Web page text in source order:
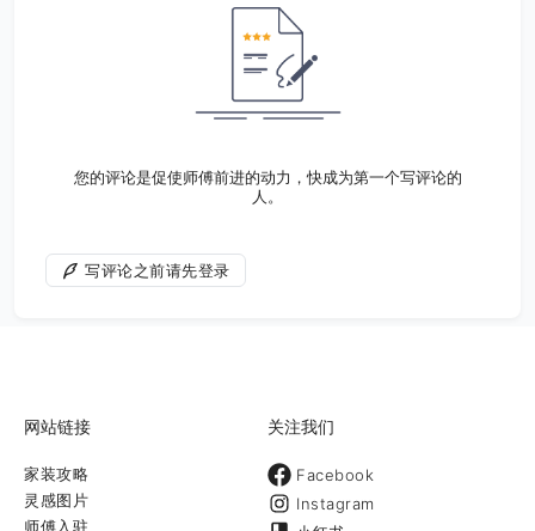
您的评论是促使师傅前进的动力，快成为第一个写评论的
人。
写评论之前请先登录
网站链接
家装攻略
灵感图片
师傅入驻
关注我们
Facebook
Instagram